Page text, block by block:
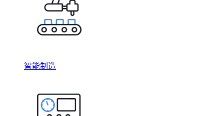
智能制造